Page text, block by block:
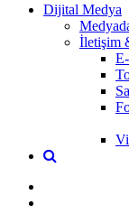
Dijital Medya
İletişim